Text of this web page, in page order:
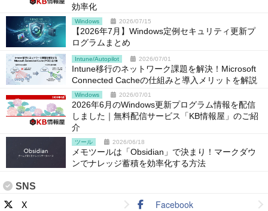
効率化
Windows 2026/07/15
【2026年7月】Windows定例セキュリティ更新プ
ログラムまとめ
Intune/Autopilot 2026/07/01
Intune移行のネットワーク課題を解決！Microsoft
Connected Cacheの仕組みと導入メリットを解説
Windows 2026/07/01
2026年6月のWindows更新プログラム情報を配信
しました｜無料配信サービス「KB情報屋」のご紹
介
ツール 2026/06/18
メモツールは「Obsidian」で決まり！マークダウ
ンでナレッジ蓄積を効率化する方法
SNS
X
Facebook